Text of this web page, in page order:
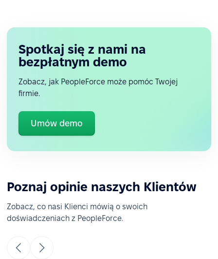
Spotkaj się z nami na
bezpłatnym demo
Zobacz, jak PeopleForce może pomóc Twojej
firmie.
Umów demo
Poznaj opinie naszych Klientów
Zobacz, co nasi Klienci mówią o swoich
doświadczeniach z PeopleForce.